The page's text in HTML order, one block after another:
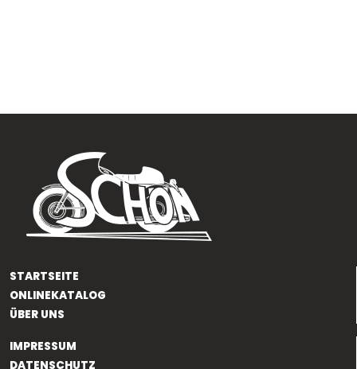
STARTSEITE
ONLINEKATALOG
ÜBER UNS
IMPRESSUM
DATENSCHUTZ